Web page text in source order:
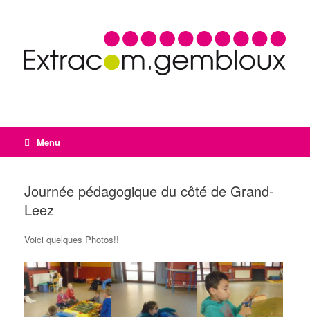
Menu
Journée pédagogique du côté de Grand-
Leez
Voici quelques Photos!!